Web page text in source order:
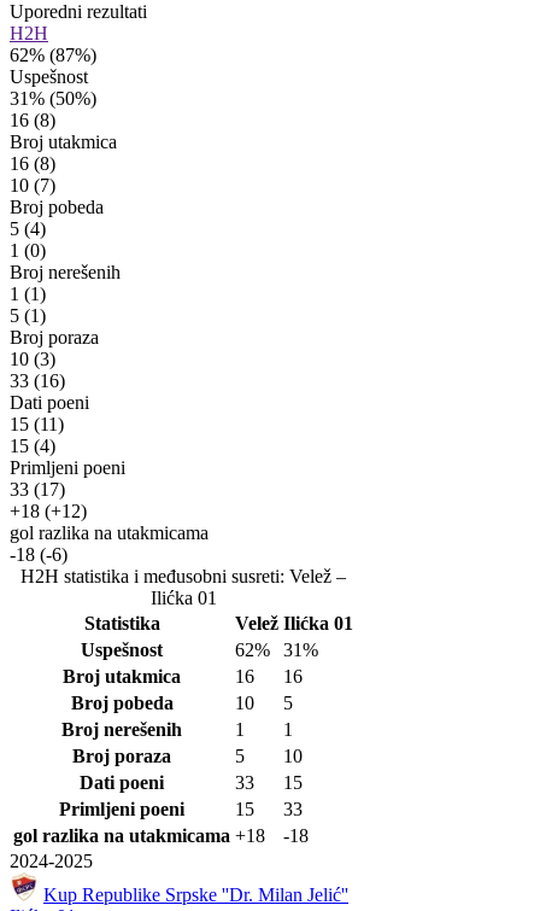
Uporedni rezultati
H2H
62% (87%)
Uspešnost
31% (50%)
16 (8)
Broj utakmica
16 (8)
10 (7)
Broj pobeda
5 (4)
1 (0)
Broj nerešenih
1 (1)
5 (1)
Broj poraza
10 (3)
33 (16)
Dati poeni
15 (11)
15 (4)
Primljeni poeni
33 (17)
+18 (+12)
gol razlika na utakmicama
-18 (-6)
H2H statistika i međusobni susreti: Velež –
Ilićka 01
Statistika
Velež Ilićka 01
Uspešnost
62%
31%
Broj utakmica
16
16
Broj pobeda
10
5
Broj nerešenih
1
1
Broj poraza
5
10
Dati poeni
33
15
Primljeni poeni
15
33
gol razlika na utakmicama +18
-18
2024-2025
Kup Republike Srpske ''Dr. Milan Jelić''